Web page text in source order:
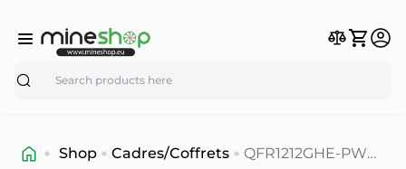
Search
Shop Cadres/Coffrets
QFR1212GHE-PWM